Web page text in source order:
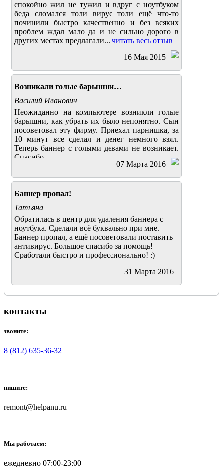
спокойно жил не тужил и вдруг с ноутбуком
беда сломался толи вирус толи ещё что-то
починили быстро качественно и без всяких
проблем ждал мало да и не сильно дорого в
других местах предлагали... читать весь отзыв
16 Мая 2015
Возникали голые барышни…
Василий Иванович
Неожиданно на компьютере возникли голые
барышни, как убрать их было непонятно. Сын
посоветовал эту фирму. Приехал парнишка, за
10 минут все сделал и денег немного взял.
Теперь баннер с голыми девами не возникает.
Спасибо
07 Марта 2016
Баннер пропал!
Татьяна
Обратилась в центр для удаления баннера с
ноутбука. Сделали всё буквально при мне.
Баннер пропал, а ещё посоветовали поставить
антивирус. Большое спасибо за помощь!
Сработали быстро и профессионально! :)
31 Марта 2016
контакты
звоните:
8 (812) 635-36-32
пишите:
remont@helpanu.ru
Мы работаем:
ежедневно 07:00-23:00